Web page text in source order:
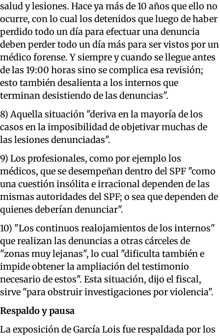
salud y lesiones. Hace ya más de 10 años que ello no
ocurre, con lo cual los detenidos que luego de haber
perdido todo un día para efectuar una denuncia
deben perder todo un día más para ser vistos por un
médico forense. Y siempre y cuando se llegue antes
de las 19:00 horas sino se complica esa revisión;
esto también desalienta a los internos que
terminan desistiendo de las denuncias".
8) Aquella situación "deriva en la mayoría de los
casos en la imposibilidad de objetivar muchas de
las lesiones denunciadas".
9) Los profesionales, como por ejemplo los
médicos, que se desempeñan dentro del SPF "como
una cuestión insólita e irracional dependen de las
mismas autoridades del SPF; o sea que dependen de
quienes deberían denunciar".
10) "Los continuos realojamientos de los internos"
que realizan las denuncias a otras cárceles de
"zonas muy lejanas", lo cual "dificulta también e
impide obtener la ampliación del testimonio
necesario de estos". Esta situación, dijo el fiscal,
sirve "para obstruir investigaciones por violencia".
Respaldo y pausa
La exposición de García Lois fue respaldada por los